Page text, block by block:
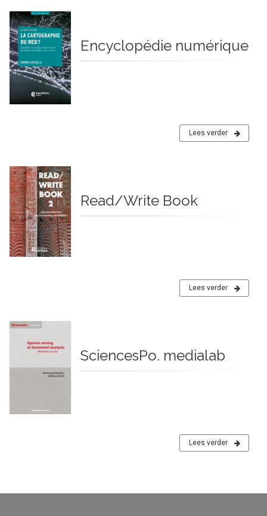
Encyclopédie numérique
Lees verder
Read/Write Book
Lees verder
SciencesPo. medialab
Lees verder